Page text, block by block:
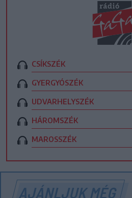
CSÍKSZÉK
GYERGYÓSZÉK
UDVARHELYSZÉK
HÁROMSZÉK
MAROSSZÉK
AJÁNLJUK MÉG